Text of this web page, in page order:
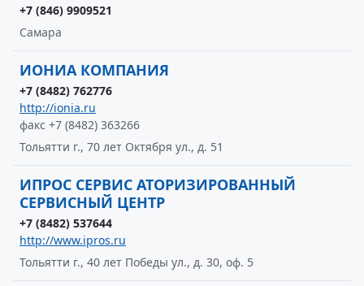
+7 (846) 9909521
Самара
ИОНИА КОМПАНИЯ
+7 (8482) 762776
http://ionia.ru
факс +7 (8482) 363266
Тольятти г., 70 лет Октября ул., д. 51
ИПРОС СЕРВИС АТОРИЗИРОВАННЫЙ
СЕРВИСНЫЙ ЦЕНТР
+7 (8482) 537644
http://www.ipros.ru
Тольятти г., 40 лет Победы ул., д. 30, оф. 5